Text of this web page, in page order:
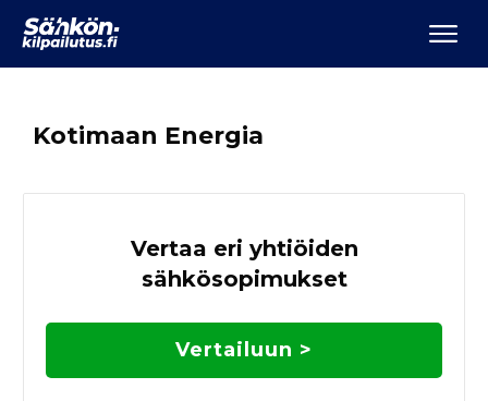
Kotimaan Energia
Vertaa eri yhtiöiden
sähkösopimukset
Vertailuun >